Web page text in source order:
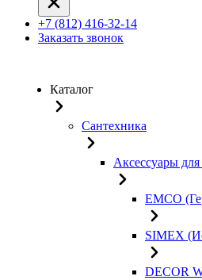
+7 (812) 416-32-14
Заказать звонок
Каталог
Сантехника
Аксессуары
EMCO
SIMEX
DECOR